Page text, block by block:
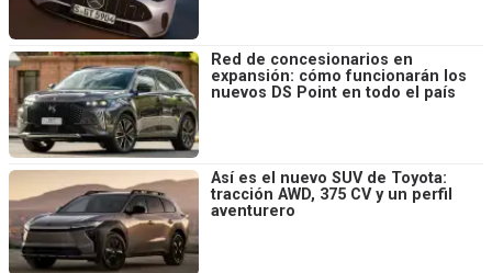
Red de concesionarios en
expansión: cómo funcionarán los
nuevos DS Point en todo el país
Así es el nuevo SUV de Toyota:
tracción AWD, 375 CV y un perfil
aventurero